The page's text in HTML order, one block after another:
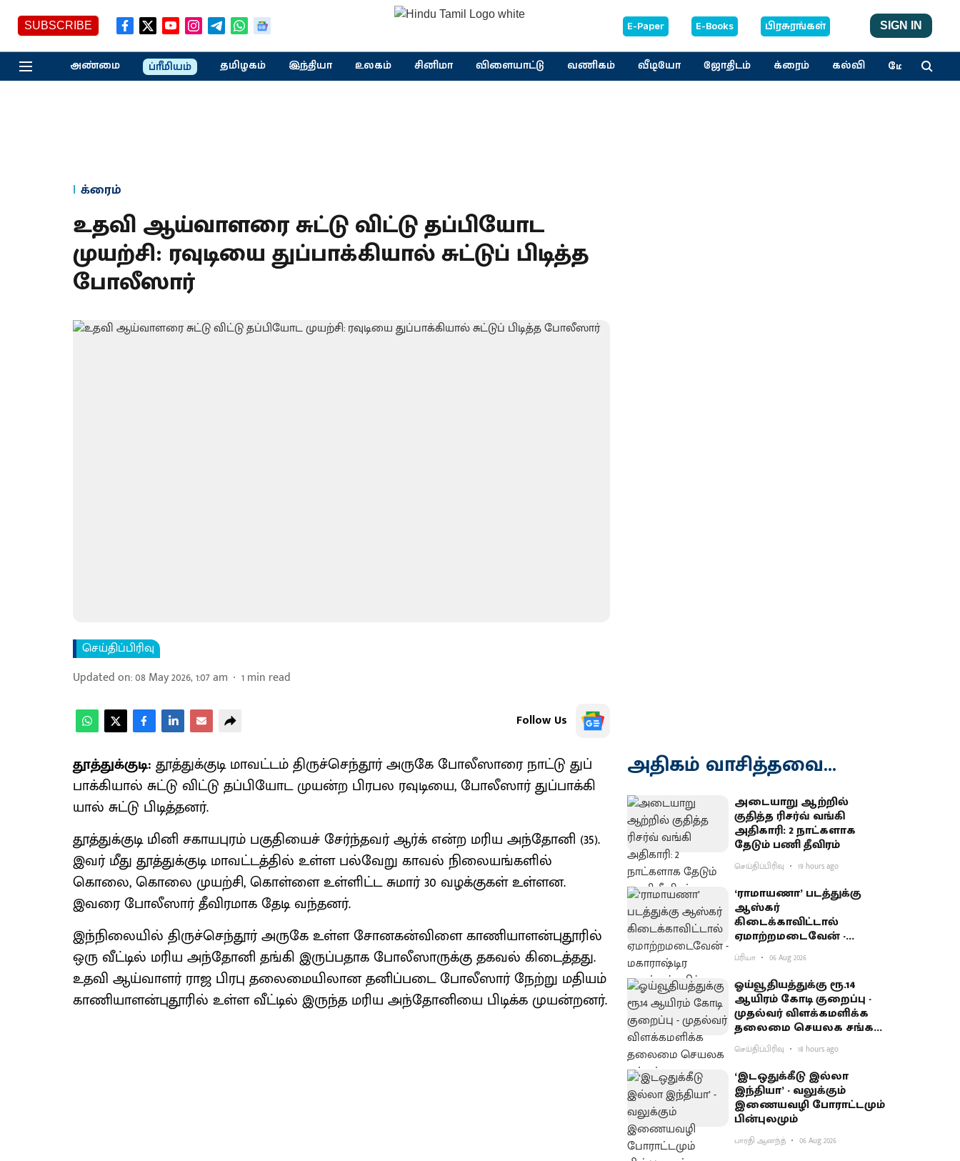
SUBSCRIBE E-Paper E-Books பிரசுரங்கள் SIGN IN
அண்மை ப்ரீமியம் தமிழகம் இந்தியா உலகம் சினிமா விளையாட்டு வணிகம் வீடியோ ஜோதிடம் க்ரைம் கல்வி மேலும்
க்ரைம்
உதவி ஆய்வாளரை சுட்டு விட்டு தப்பியோட
முயற்சி: ரவுடியை துப்பாக்கியால் சுட்டுப் பிடித்த
போலீஸார்
செய்திப்பிரிவு
Updated on:08 May 2026, 1:07 am 1min read
Follow Us
தூத்துக்குடி: தூத்​துக்​குடி மாவட்​டம் திருச்​செந்​தூர் அருகே போலீ​ஸாரை நாட்டு துப்​
பாக்​கி​யால் சுட்டு விட்டு தப்​பியோட முயன்ற பிரபல ரவுடியை, போலீ​ஸார் துப்​பாக்​கி​
யால் சுட்டு பிடித்​தனர்.
தூத்​துக்​குடி மினி சகாயபுரம் பகு​தி​யைச் சேர்ந்​தவர் ஆர்க் என்ற மரிய அந்​தோனி (35).
இவர் மீது தூத்​துக்​குடி மாவட்​டத்​தில் உள்ள பல்​வேறு காவல் நிலை​யங்​களில்
கொலை, கொலை முயற்​சி, கொள்ளை உள்​ளிட்ட சுமார் 30 வழக்​கு​கள் உள்​ளன.
இவரை போலீ​ஸார் தீவிர​மாக தேடி வந்​தனர்.
இந்​நிலை​யில் திருச்​செந்​தூர் அருகே உள்ள சோனகன்​விளை காணி​யாளன்​புதூரில்
ஒரு வீட்​டில் மரிய அந்​தோனி தங்கி இருப்​ப​தாக போலீ​ஸாருக்கு தகவல் கிடைத்​தது.
உதவி ஆய்​வாளர் ராஜ பிரபு தலை​மையி​லான தனிப்​படை போலீ​ஸார் நேற்று மதி​யம்
காணி​யாளன்​புதூரில் உள்ள வீட்​டில் இருந்த மரிய அந்​தோனியை பிடிக்க முயன்​றனர்.
அதிகம் வாசித்தவை...
அடையாறு ஆற்றில்
குதித்த ரிசர்வ் வங்கி
அதிகாரி: 2 நாட்களாக
தேடும் பணி தீவிரம்
செய்திப்பிரிவு 19 hours ago
‘ராமாயணா’ படத்துக்கு
ஆஸ்கர்
கிடைக்காவிட்டால்
ஏமாற்றமடைவேன் -
மகாராஷ்டிர முதல்வர்
பகிர்வு
ப்ரியா 06 Aug 2026
ஓய்வூதியத்துக்கு ரூ.14
ஆயிரம் கோடி குறைப்பு -
முதல்வர் விளக்கமளிக்க
தலைமை செயலக சங்கம்
வலியுறுத்தல்
செய்திப்பிரிவு 18 hours ago
‘இடஒதுக்கீடு இல்லா
இந்தியா’ - வலுக்கும்
இணையவழி போராட்டமும்
பின்புலமும்
பாரதி ஆனந்த் 06 Aug 2026